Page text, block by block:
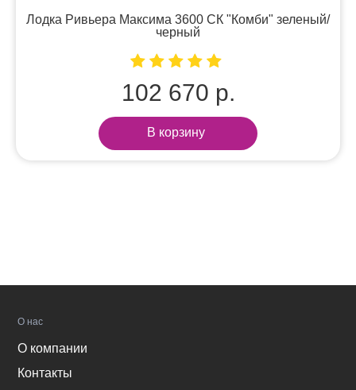
Лодка Ривьера Максима 3600 СК "Комби" зеленый/
черный
102 670 р.
В корзину
О нас
О компании
Контакты